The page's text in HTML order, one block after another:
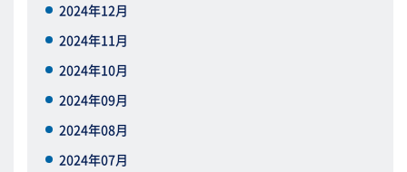
2024年12月
2024年11月
2024年10月
2024年09月
2024年08月
2024年07月